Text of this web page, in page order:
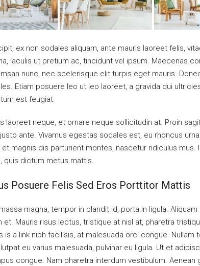
ex non sodales aliquam, ante mauris laoreet felis,
iaculis ut pretium ac, tincidunt vel ipsum. Maecenas
nunc, nec scelerisque elit turpis eget mauris.
Etiam posuere leo ut leo laoreet, a gravida dui
est feugiat.
laoreet neque, et ornare neque sollicitudin at. Proin
ante. Vivamus egestas sodales est, eu rhoncus
et magnis dis parturient montes, nascetur ridiculus
quis dictum metus mattis.
Posuere Felis Sed Eros Porttitor Mattis
magna, tempor in blandit id, porta in ligula.
et. Mauris risus lectus, tristique at nisl at, pharetra
is a link nibh facilisis, at malesuada orci congue.
eu varius malesuada, pulvinar eu ligula. Ut et
congue. Nam pharetra interdum vestibulum.